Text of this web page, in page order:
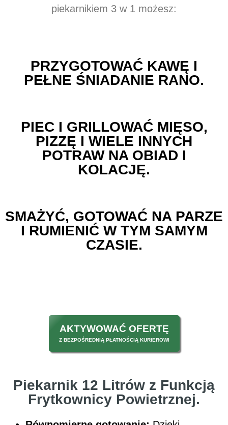
piekarnikiem 3 w 1 możesz:
PRZYGOTOWAĆ KAWĘ I
PEŁNE ŚNIADANIE RANO.
PIEC I GRILLOWAĆ MIĘSO,
PIZZĘ I WIELE INNYCH
POTRAW NA OBIAD I
KOLACJĘ.
SMAŻYĆ, GOTOWAĆ NA PARZE
I RUMIENIĆ W TYM SAMYM
CZASIE.
AKTYWOWAĆ OFERTĘ
Z BEZPOŚREDNIĄ PŁATNOŚCIĄ KURIEROWI
Piekarnik 12 Litrów z Funkcją
Frytkownicy Powietrznej.